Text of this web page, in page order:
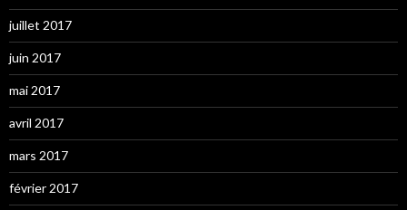
juillet 2017
juin 2017
mai 2017
avril 2017
mars 2017
février 2017